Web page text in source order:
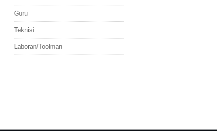
Guru
Teknisi
Laboran/Toolman